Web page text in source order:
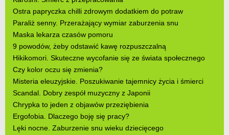
Ostra papryczka chilli zdrowym dodatkiem do potraw
Paraliż senny. Przerażający wymiar zaburzenia snu
Maska lekarza czasów pomoru
9 powodów, żeby odstawić kawę rozpuszczalną
Hikikomori. Skuteczne wycofanie się ze świata społecznego
Czy kolor oczu się zmienia?
Misteria eleuzyjskie. Poszukiwanie tajemnicy życia i śmierci
Scandal. Dobry zespół muzyczny z Japonii
Chrypka to jeden z objawów przeziębienia
Ergofobia. Dlaczego boję się pracy?
Lęki nocne. Zaburzenie snu wieku dziecięcego